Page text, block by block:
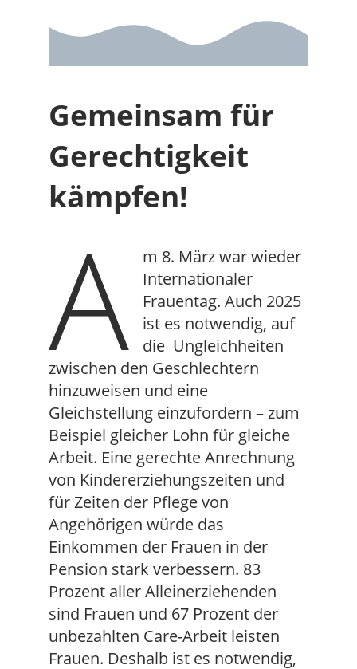
Gemeinsam für
Gerechtigkeit
kämpfen!
A
m 8. März war wieder
Internationaler
Frauentag. Auch 2025
ist es notwendig, auf
die Ungleichheiten
zwischen den Geschlechtern
hinzuweisen und eine
Gleichstellung einzufordern – zum
Beispiel gleicher Lohn für gleiche
Arbeit. Eine gerechte Anrechnung
von Kindererziehungszeiten und
für Zeiten der Pflege von
Angehörigen würde das
Einkommen der Frauen in der
Pension stark verbessern. 83
Prozent aller Alleinerziehenden
sind Frauen und 67 Prozent der
unbezahlten Care-Arbeit leisten
Frauen. Deshalb ist es notwendig,